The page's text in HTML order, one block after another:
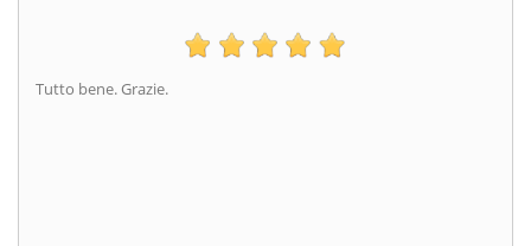
Tutto bene. Grazie.